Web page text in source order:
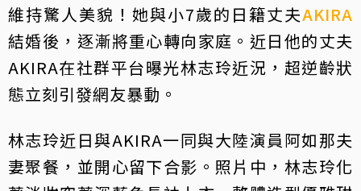
維持驚人美貌！她與小7歲的日籍丈夫AKIRA
結婚後，逐漸將重心轉向家庭。近日他的丈夫
AKIRA在社群平台曝光林志玲近況，超逆齡狀
態立刻引發網友暴動。
林志玲近日與AKIRA一同與大陸演員阿如那夫
妻聚餐，並開心留下合影。照片中，林志玲化